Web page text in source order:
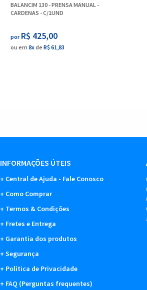
BALANCIM 130 - PRENSA MANUAL -
CARDENAS - C/1UND
por R$ 425,00
ou em 8xde R$ 61,83
INFORMAÇÕES ÚTEIS
Central de Ajuda - Fale Conosco
Como Comprar
Termos & Condições
Fretes e Entrega
Garantia dos produtos
Segurança
Política de Privacidade
FAQ (Perguntas frequentes)